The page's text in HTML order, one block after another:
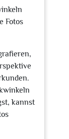
Fotos
kannst